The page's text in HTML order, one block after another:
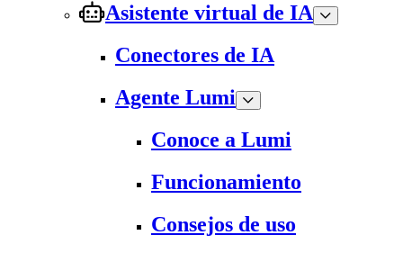
Asistente virtual de IA
Conectores de IA
Agente Lumi
Conoce a Lumi
Funcionamiento
Consejos de uso